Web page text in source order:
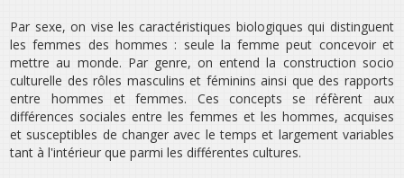
Par sexe, on vise les caractéristiques biologiques qui distinguent
les femmes des hommes : seule la femme peut concevoir et
mettre au monde. Par genre, on entend la construction socio
culturelle des rôles masculins et féminins ainsi que des rapports
entre hommes et femmes. Ces concepts se réfèrent aux
différences sociales entre les femmes et les hommes, acquises
et susceptibles de changer avec le temps et largement variables
tant à l‛intérieur que parmi les différentes cultures.